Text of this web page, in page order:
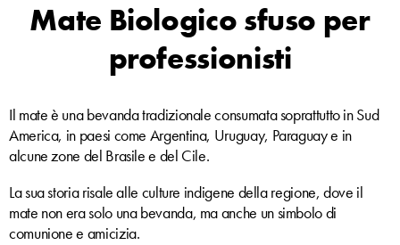
Mate Biologico sfuso per
professionisti
Il mate è una bevanda tradizionale consumata soprattutto in Sud
America, in paesi come Argentina, Uruguay, Paraguay e in
alcune zone del Brasile e del Cile.
La sua storia risale alle culture indigene della regione, dove il
mate non era solo una bevanda, ma anche un simbolo di
comunione e amicizia.